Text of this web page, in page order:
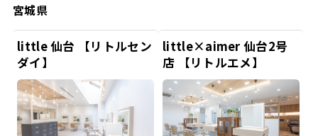
宮城県
little 仙台 【リトルセン
ダイ】
little×aimer 仙台2号
店 【リトルエメ】